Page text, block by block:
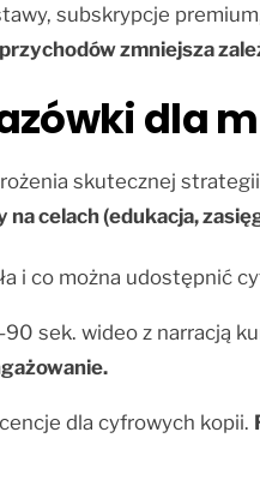
subskrypcje
zmniejsza
dla
skutecznej
celach (edukacja,
i co można udostępnić
sek. wideo z narracją
dla cyfrowych kopii.